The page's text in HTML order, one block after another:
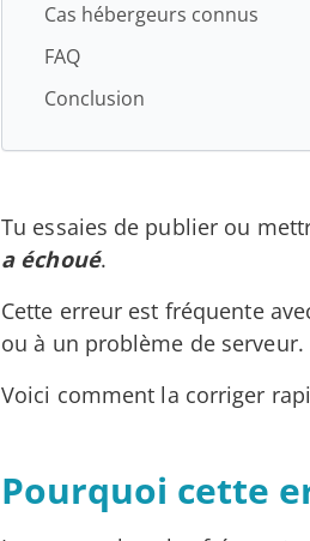
Cas hébergeurs connus
FAQ
Conclusion
Tu essaies de publier ou
a échoué.
Cette erreur est fréquente
ou à un problème de serveur.
Voici comment la corriger
Pourquoi cette